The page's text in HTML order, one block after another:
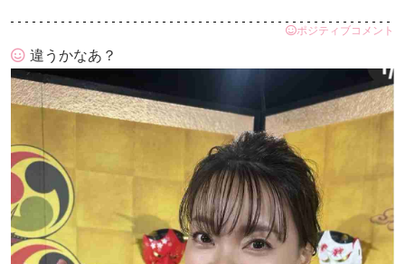
ポジティブコメント
違うかなあ？